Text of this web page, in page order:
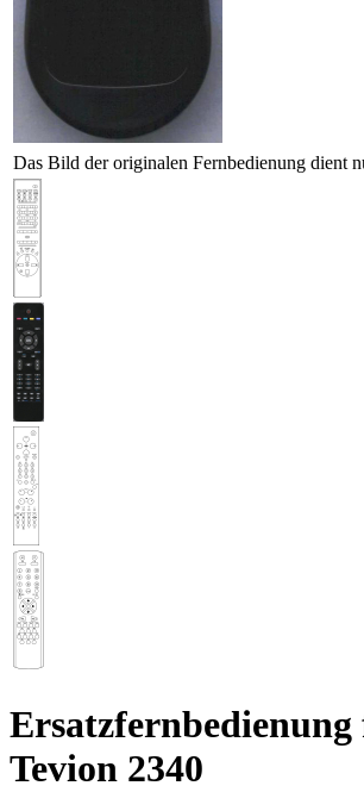
Das Bild der originalen Fernbedienung dient
Tevion 2340